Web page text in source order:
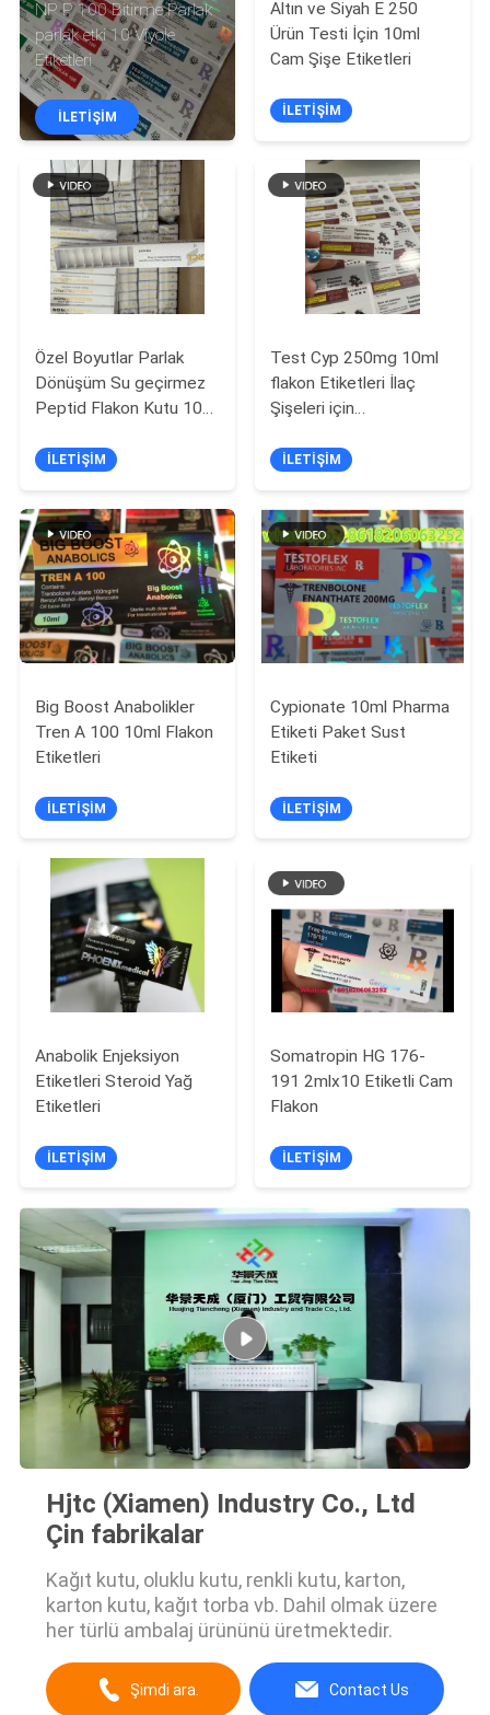
KONTROL
BIZIMLE
ILETIŞIME
GEÇIN
HABERLER
VAKALAR
SITE
HARITASI
PRIVACY
POLICY
NP P 100 Bitirme Parlak
parlak etki 10 Viyole
Etiketleri
İLETIŞIM
Altın ve Siyah E 250
Ürün Testi İçin 10ml
Cam Şişe Etiketleri
İLETIŞIM
Özel Boyutlar Parlak
Dönüşüm Su geçirmez
Peptid Flakon Kutu 10
İLETIŞIM
Test Cyp 250mg 10ml
flakon Etiketleri İlaç
Şişeleri için
İLETIŞIM
Big Boost Anabolikler
Tren A 100 10ml Flakon
Etiketleri
İLETIŞIM
Cypionate 10ml Pharma
Etiketi Paket Sust
Etiketi
İLETIŞIM
Anabolik Enjeksiyon
Etiketleri Steroid Yağ
Etiketleri
İLETIŞIM
Somatropin HG 176-
191 2mlx10 Etiketli Cam
Flakon
İLETIŞIM
Hjtc (Xiamen) Industry Co., Ltd
Çin fabrikalar
Kağıt kutu, oluklu kutu, renkli kutu, karton,
karton kutu, kağıt torba vb. Dahil olmak üzere
her türlü ambalaj ürününü üretmektedir.
Şimdi ara. Contact Us